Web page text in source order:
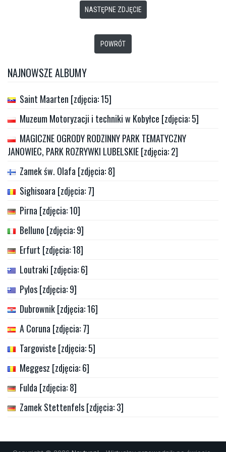
NASTĘPNE ZDJĘCIE
POWRÓT
NAJNOWSZE ALBUMY
Saint Maarten [zdjęcia: 15]
Muzeum Motoryzacji i techniki w Kobyłce [zdjęcia: 5]
MAGICZNE OGRODY RODZINNY PARK TEMATYCZNY
JANOWIEC, PARK ROZRYWKI LUBELSKIE [zdjęcia: 2]
Zamek św. Olafa [zdjęcia: 8]
Sighisoara [zdjęcia: 7]
Pirna [zdjęcia: 10]
Belluno [zdjęcia: 9]
Erfurt [zdjęcia: 18]
Loutraki [zdjęcia: 6]
Pylos [zdjęcia: 9]
Dubrownik [zdjęcia: 16]
A Coruna [zdjęcia: 7]
Targoviste [zdjęcia: 5]
Meggesz [zdjęcia: 6]
Fulda [zdjęcia: 8]
Zamek Stettenfels [zdjęcia: 3]